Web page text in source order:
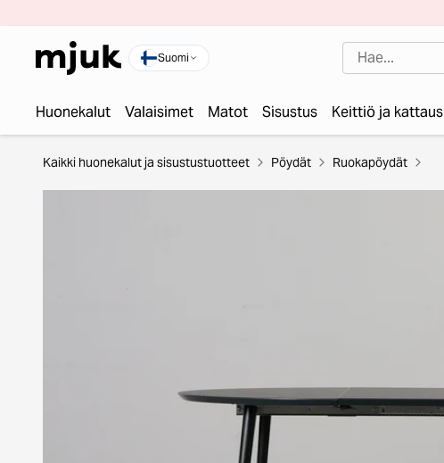
Suomi
Huonekalut Valaisimet Matot Sisustus Keittiö ja kattaus
Kaikki huonekalut ja sisustustuotteet Pöydät Ruokapöydät